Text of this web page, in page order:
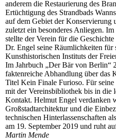
anderem die Restaurierung des
Ertüchtigung des Strandbads
auf dem Gebiet der Konservierung
zuletzt ein besonderes Anliegen.
stellte der Verein für die
Dr. Engel seine Räumlichkeiten für
Kunsthistorischen Instituts der
Im Jahrbuch „Der Bär von Berlin“
faktenreiche Abhandlung über das
Titel Kein Finale Furioso. Für
mit der Vereinsbibliothek bis in die
Kontakt. Helmut Engel verdanken
Großstadtarchitektur und die
technischen Hinterlassenschaften
am 19. September 2019 und ruht
Martin Mende